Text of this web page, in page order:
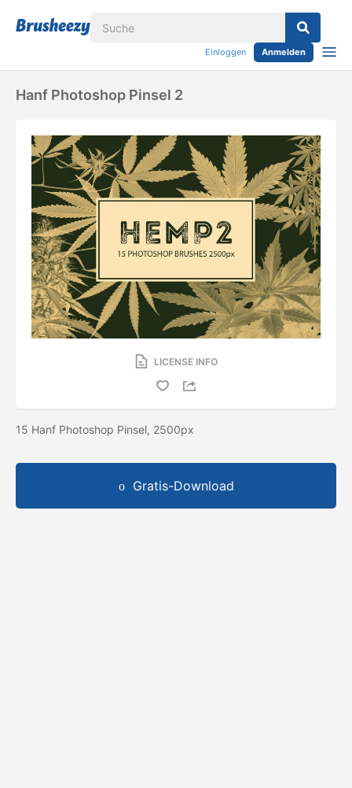
Einloggen Anmelden
Hanf Photoshop Pinsel 2
LICENSE INFO
15 Hanf Photoshop Pinsel, 2500px
Gratis-Download